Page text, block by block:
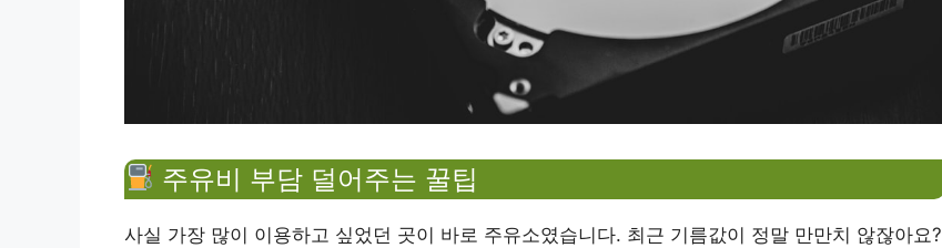
주유비 부담 덜어주는 꿀팁
사실 가장 많이 이용하고 싶었던 곳이 바로 주유소였습니다. 최근 기름값이 정말 만만치 않잖아요?